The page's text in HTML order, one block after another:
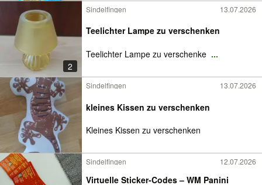
2
Sindelfingen 13.07.2026
Teelichter Lampe zu verschenken
Teelichter Lampe zu verschenke ...
Sindelfingen 13.07.2026
kleines Kissen zu verschenken
Kleines Kissen zu verschenken
Sindelfingen 12.07.2026
Virtuelle Sticker-Codes – WM Panini